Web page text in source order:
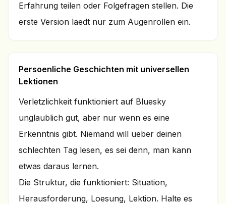
Erfahrung teilen oder Folgefragen stellen. Die
erste Version laedt nur zum Augenrollen ein.
Persoenliche Geschichten mit universellen
Lektionen
Verletzlichkeit funktioniert auf Bluesky
unglaublich gut, aber nur wenn es eine
Erkenntnis gibt. Niemand will ueber deinen
schlechten Tag lesen, es sei denn, man kann
etwas daraus lernen.
Die Struktur, die funktioniert: Situation,
Herausforderung, Loesung, Lektion. Halte es